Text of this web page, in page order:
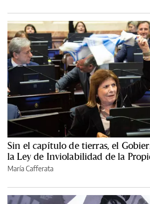
Sin el capítulo de tierras, el
la Ley de Inviolabilidad de la
María Cafferata